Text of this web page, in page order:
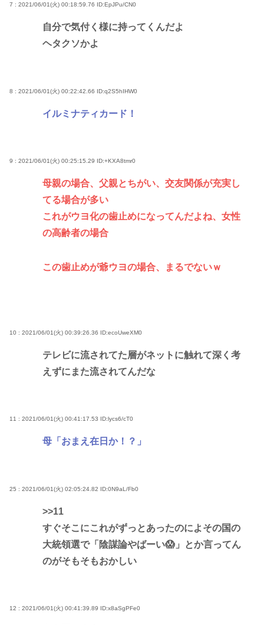
7 : 2021/06/01(火) 00:18:59.76 ID:EpJPu/CN0
自分で気付く様に持ってくんだよ
ヘタクソかよ
8 : 2021/06/01(火) 00:22:42.66 ID:q2S5hIHW0
イルミナティカード！
9 : 2021/06/01(火) 00:25:15.29 ID:+KXA8tmr0
母親の場合、父親とちがい、交友関係が充実し
てる場合が多い
これがウヨ化の歯止めになってんだよね、女性
の高齢者の場合
この歯止めが爺ウヨの場合、まるでないｗ
10 : 2021/06/01(火) 00:39:26.36 ID:ecoUweXM0
テレビに流されてた層がネットに触れて深く考
えずにまた流されてんだな
11 : 2021/06/01(火) 00:41:17.53 ID:lycs6/cT0
母「おまえ在日か！？」
25 : 2021/06/01(火) 02:05:24.82 ID:0N9aL/Fb0
>>11
すぐそこにこれがずっとあったのによその国の
大統領選で「陰謀論やばーい😱」とか言ってん
のがそもそもおかしい
12 : 2021/06/01(火) 00:41:39.89 ID:x8aSgPFe0